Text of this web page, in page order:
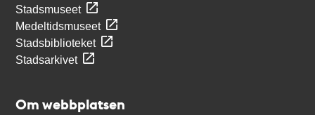
Stadsmuseet
Medeltidsmuseet
Stadsbiblioteket
Stadsarkivet
Om webbplatsen